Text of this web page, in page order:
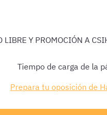
LIBRE Y PROMOCIÓN A
Tiempo de carga de la
Prepara tu oposición de